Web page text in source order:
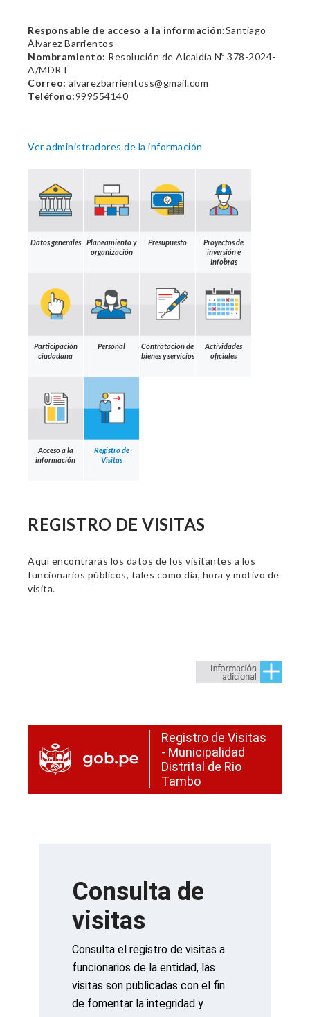
Responsable de acceso a la información:Santiago
Álvarez Barrientos
Nombramiento: Resolución de Alcaldía Nº 378-2024-
A/MDRT
Correo: alvarezbarrientoss@gmail.com
Teléfono:999554140
Ver administradores de la información
Datos generales
Planeamiento y
organización
Presupuesto
Proyectos de
inversión e
Infobras
Participación
ciudadana
Personal
Contratación de
bienes y servicios
Actividades
oficiales
Acceso a la
información
Registro de
Visitas
REGISTRO DE VISITAS
Aquí encontrarás los datos de los visitantes a los
funcionarios públicos, tales como día, hora y motivo de
visita.